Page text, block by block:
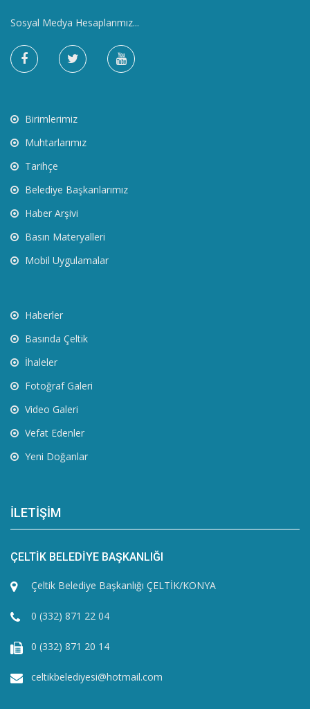
Sosyal Medya Hesaplarımız...
Birimlerimiz
Muhtarlarımız
Tarihçe
Belediye Başkanlarımız
Haber Arşivi
Basın Materyalleri
Mobil Uygulamalar
Haberler
Basında Çeltik
İhaleler
Fotoğraf Galeri
Video Galeri
Vefat Edenler
Yeni Doğanlar
İLETİŞİM
ÇELTİK BELEDİYE BAŞKANLIĞI
Çeltik Belediye Başkanlığı ÇELTİK/KONYA
0 (332) 871 22 04
0 (332) 871 20 14
celtikbelediyesi@hotmail.com